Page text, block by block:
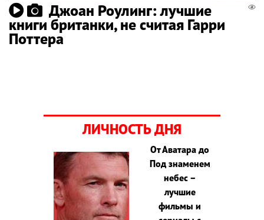
Джоан Роулинг: лучшие
книги британки, не считая Гарри
Поттера
ЛИЧНОСТЬ ДНЯ
От Аватара до
Под знаменем
небес –
лучшие
фильмы и